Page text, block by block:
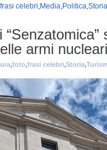
frasi celebri,Media,Politica,Storia
armi nucleari
,foto,frasi celebri,Storia,